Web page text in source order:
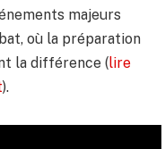
majeurs
où la préparation
la différence (lire
).